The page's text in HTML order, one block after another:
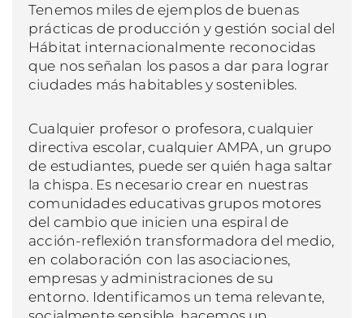
Tenemos miles de ejemplos de buenas
prácticas de producción y gestión social del
Hábitat internacionalmente reconocidas
que nos señalan los pasos a dar para lograr
ciudades más habitables y sostenibles.
Cualquier profesor o profesora, cualquier
directiva escolar, cualquier AMPA, un grupo
de estudiantes, puede ser quién haga saltar
la chispa. Es necesario crear en nuestras
comunidades educativas grupos motores
del cambio que inicien una espiral de
acción-reflexión transformadora del medio,
en colaboración con las asociaciones,
empresas y administraciones de su
entorno. Identificamos un tema relevante,